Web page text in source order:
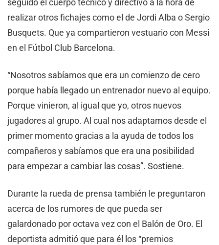
seguido el cuerpo técnico y directivo a la hora de
realizar otros fichajes como el de Jordi Alba o Sergio
Busquets. Que ya compartieron vestuario con Messi
en el Fútbol Club Barcelona.
“Nosotros sabíamos que era un comienzo de cero
porque había llegado un entrenador nuevo al equipo.
Porque vinieron, al igual que yo, otros nuevos
jugadores al grupo. Al cual nos adaptamos desde el
primer momento gracias a la ayuda de todos los
compañeros y sabíamos que era una posibilidad
para empezar a cambiar las cosas”. Sostiene.
Durante la rueda de prensa también le preguntaron
acerca de los rumores de que pueda ser
galardonado por octava vez con el Balón de Oro. El
deportista admitió que para él los “premios